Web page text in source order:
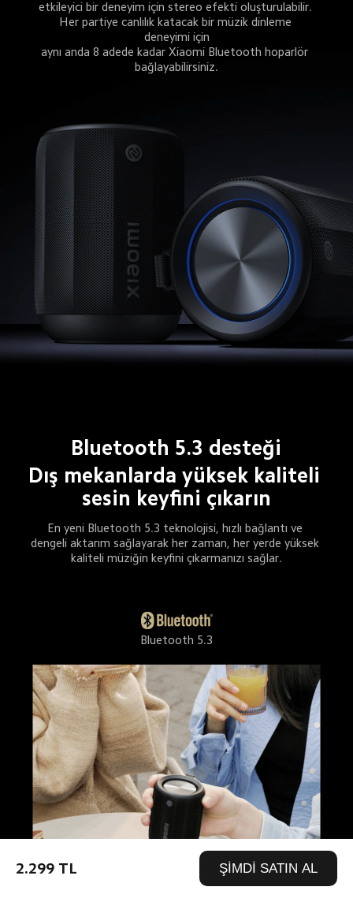
2.299 TL ŞİMDİ SATIN AL
etkileyici bir deneyim için stereo efekti oluşturulabilir.
Her partiye canlılık katacak bir müzik dinleme
deneyimi için
aynı anda 8 adede kadar Xiaomi Bluetooth hoparlör
bağlayabilirsiniz.
Bluetooth 5.3 desteği
Dış mekanlarda yüksek kaliteli
sesin keyfini çıkarın
En yeni Bluetooth 5.3 teknolojisi, hızlı bağlantı ve
dengeli aktarım sağlayarak her zaman, her yerde yüksek
kaliteli müziğin keyfini çıkarmanızı sağlar.
Bluetooth 5.3